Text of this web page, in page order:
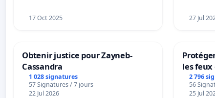
17 Oct 2025 27 Jul
Obtenir justice pour Zayneb-
Cassandra
1 028 signatures
57 Signatures / 7 jours
22 Jul 2026
les feux
2 796
56
25 Jul